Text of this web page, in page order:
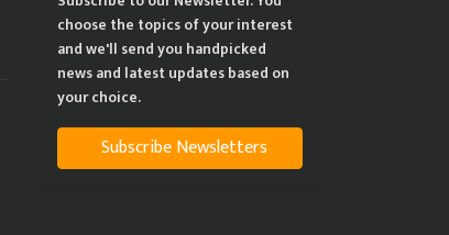
choose the topics of your interest
and we'll send you handpicked
news and latest updates based on
your choice.
Subscribe Newsletters